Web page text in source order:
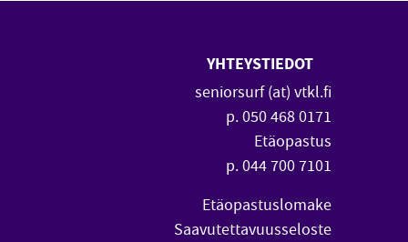
YHTEYSTIEDOT
seniorsurf (at) vtkl.fi
p. 050 468 0171
Etäopastus
p. 044 700 7101
Etäopastuslomake
Saavutettavuusseloste